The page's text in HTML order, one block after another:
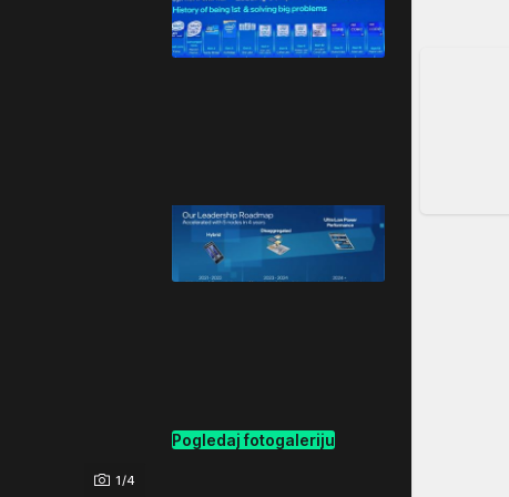
1/4
Pogledaj fotogaleriju